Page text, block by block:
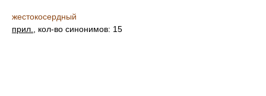
жестокосердный
прил.
, кол-во синонимов: 15